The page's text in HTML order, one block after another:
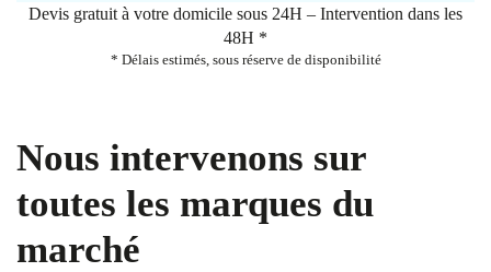
Devis gratuit à votre domicile sous 24H – Intervention dans les
48H *
* Délais estimés, sous réserve de disponibilité
Nous intervenons sur
toutes les marques du
marché